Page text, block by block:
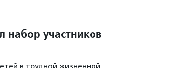
набор участников
в трудной жизненной